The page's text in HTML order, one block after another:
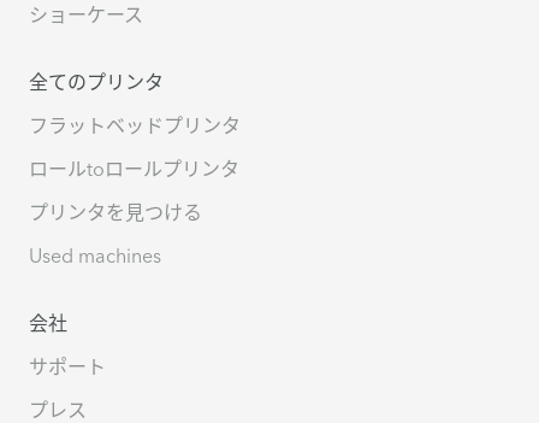
ショーケース
全てのプリンタ
フラットベッドプリンタ
ロールtoロールプリンタ
プリンタを見つける
Used machines
会社
サポート
プレス